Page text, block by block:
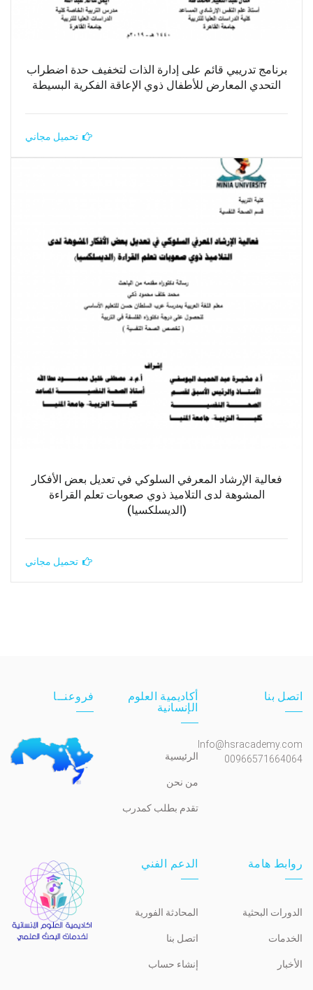
برنامج تدريبي قائم على إدارة الذات لتخفيف حدة اضطراب
التحدي المعارض للأطفال ذوي الإعاقة الفكرية البسيطة
تحميل مجاني
فعالية الإرشاد المعرفي السلوكي في تعديل بعض الأفكار
المشوهة لدى التلاميذ ذوي صعوبات تعلم القراءة
(الديسلكسيا)
تحميل مجاني
اتصل بنا
Info@hsracademy.com
00966571664064
أكاديمية العلوم
الإنسانية
الرئيسية
من نحن
تقدم بطلب كمدرب
فروعنــا
روابط هامة
الدورات البحثية
الخدمات
الأخبار
الدعم الفني
المحادثة الفورية
اتصل بنا
إنشاء حساب